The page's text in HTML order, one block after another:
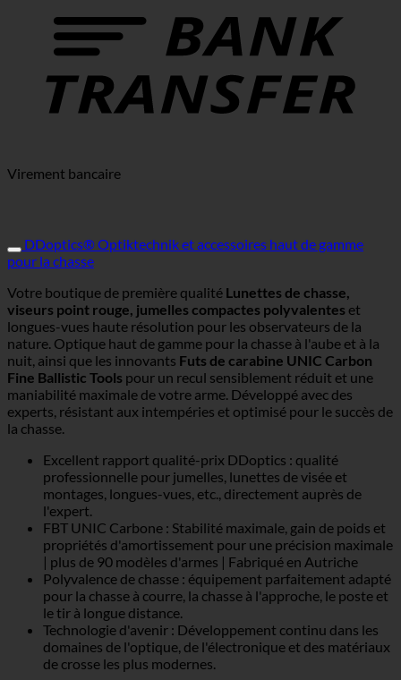
Virement bancaire
DDoptics® Optiktechnik et accessoires haut de gamme
pour la chasse
Votre boutique de première qualité Lunettes de chasse,
viseurs point rouge, jumelles compactes polyvalentes et
longues-vues haute résolution pour les observateurs de la
nature. Optique haut de gamme pour la chasse à l'aube et à la
nuit, ainsi que les innovants Futs de carabine UNIC Carbon
Fine Ballistic Tools pour un recul sensiblement réduit et une
maniabilité maximale de votre arme. Développé avec des
experts, résistant aux intempéries et optimisé pour le succès de
la chasse.
Excellent rapport qualité-prix DDoptics : qualité
professionnelle pour jumelles, lunettes de visée et
montages, longues-vues, etc., directement auprès de
l'expert.
FBT UNIC Carbone : Stabilité maximale, gain de poids et
propriétés d'amortissement pour une précision maximale
| plus de 90 modèles d'armes | Fabriqué en Autriche
Polyvalence de chasse : équipement parfaitement adapté
pour la chasse à courre, la chasse à l'approche, le poste et
le tir à longue distance.
Technologie d'avenir : Développement continu dans les
domaines de l'optique, de l'électronique et des matériaux
de crosse les plus modernes.